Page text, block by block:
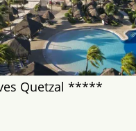
Quetzal *****